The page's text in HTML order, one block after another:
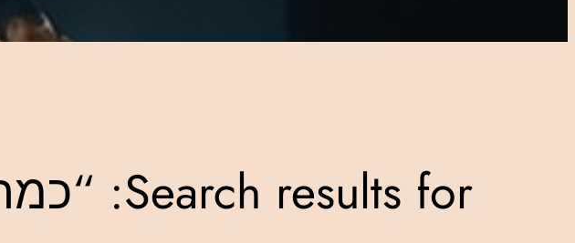
Search results for: “כמה מילים אישיות”